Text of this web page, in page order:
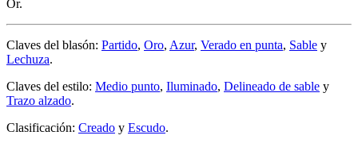
Or.
Claves del blasón: Partido, Oro, Azur, Verado en punta, Sable y
Lechuza.
Claves del estilo: Medio punto, Iluminado, Delineado de sable y
Trazo alzado.
Clasificación: Creado y Escudo.